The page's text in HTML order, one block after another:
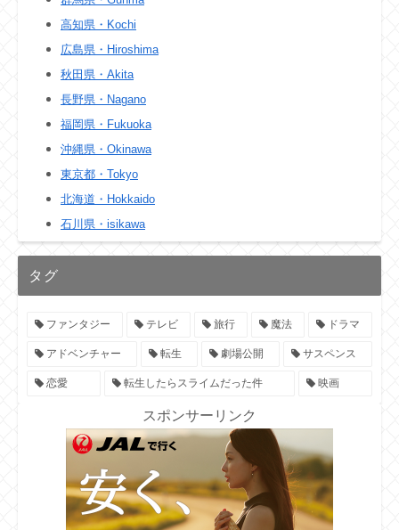
高知県・Kochi
広島県・Hiroshima
秋田県・Akita
長野県・Nagano
福岡県・Fukuoka
沖縄県・Okinawa
東京都・Tokyo
北海道・Hokkaido
石川県・isikawa
タグ
ファンタジー テレビ 旅行 魔法 ドラマ
アドベンチャー 転生 劇場公開 サスペンス
恋愛 転生したらスライムだった件 映画
スポンサーリンク